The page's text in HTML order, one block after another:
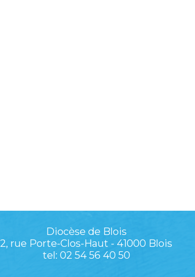
Diocèse de Blois
2, rue Porte-Clos-Haut - 41000 Blois
tel: 02 54 56 40 50